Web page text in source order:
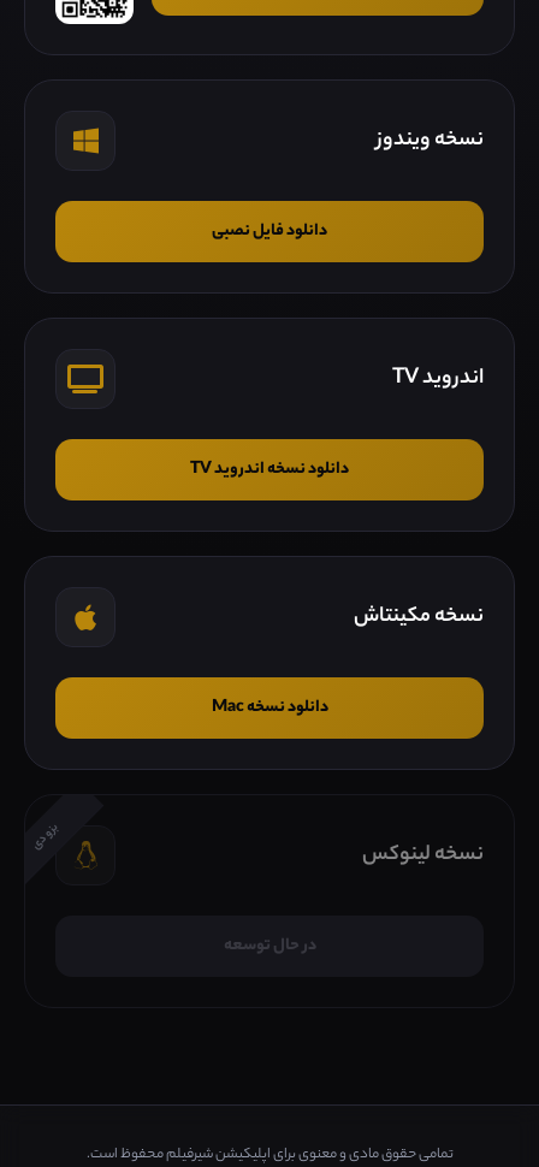
نسخه ویندوز
دانلود فایل نصبی
اندروید TV
دانلود نسخه اندروید TV
نسخه مکینتاش
دانلود نسخه Mac
بزودی
نسخه لینوکس
در حال توسعه
تمامی حقوق مادی و معنوی برای اپلیکیشن شیرفیلم محفوظ است.